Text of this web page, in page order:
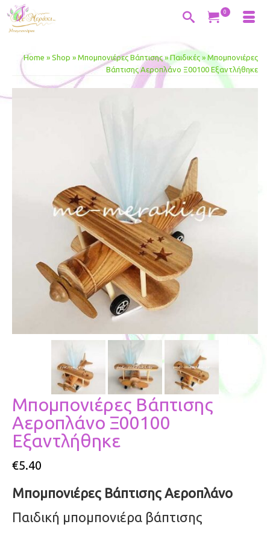
0
Home » Shop » Μπομπονιέρες Βάπτισης » Παιδικές » Μπομπονιέρες
Βάπτισης Αεροπλάνο Ξ00100 Εξαντλήθηκε
Μπομπονιέρες Βάπτισης
Αεροπλάνο Ξ00100
Εξαντλήθηκε
€5.40
Μπομπονιέρες Βάπτισης Αεροπλάνο
Παιδική μπομπονιέρα βάπτισης